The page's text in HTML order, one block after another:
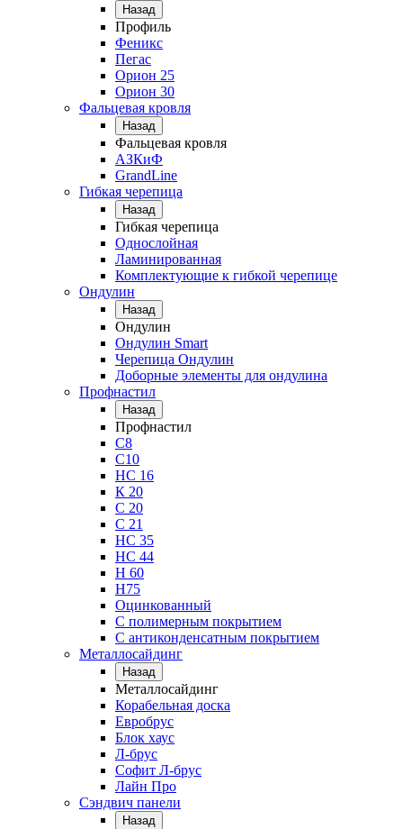
Назад
Профиль
Феникс
Пегас
Орион 25
Орион 30
Фальцевая кровля
Назад
Фальцевая кровля
АЗКиФ
GrandLine
Гибкая черепица
Назад
Гибкая черепица
Однослойная
Ламинированная
Комплектующие к гибкой черепице
Ондулин
Назад
Ондулин
Ондулин Smart
Черепица Ондулин
Доборные элементы для ондулина
Профнастил
Назад
Профнастил
С8
С10
НС 16
К 20
С 20
С 21
НС 35
НС 44
Н 60
Н75
Оцинкованный
С полимерным покрытием
С антиконденсатным покрытием
Металлосайдинг
Назад
Металлосайдинг
Корабельная доска
Евробрус
Блок хаус
Л-брус
Софит Л-брус
Лайн Про
Сэндвич панели
Назад